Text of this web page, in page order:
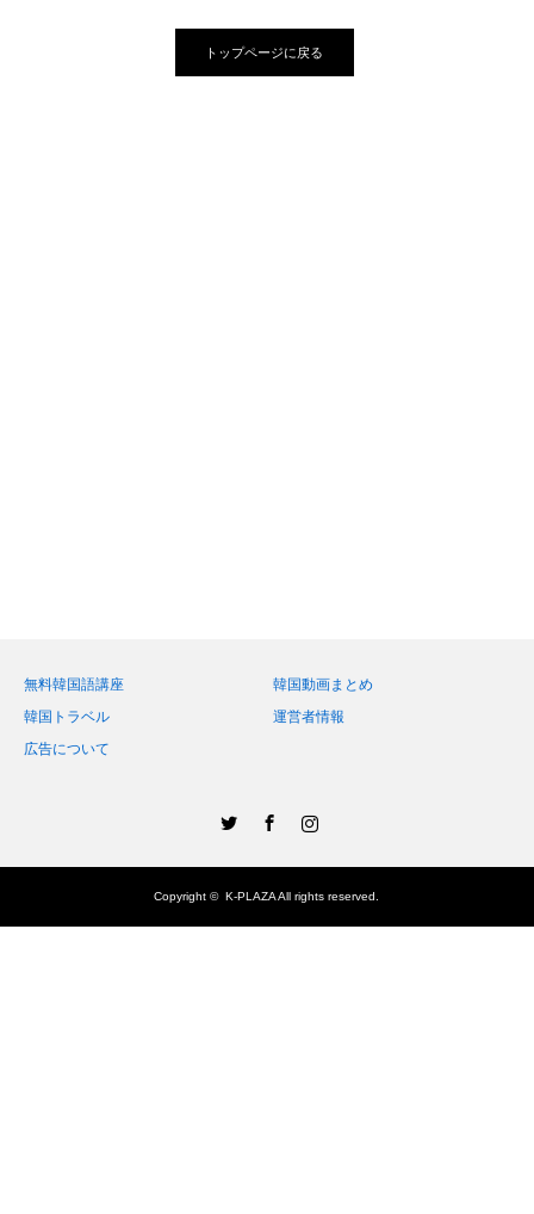
トップページに戻る
無料韓国語講座
韓国動画まとめ
韓国トラベル
運営者情報
広告について
Copyright ©K-PLAZAAll rights reserved.